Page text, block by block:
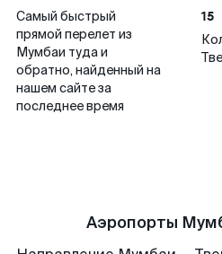
Самый быстрый
прямой перелет из
Мумбаи туда и
обратно, найденный на
нашем сайте за
последнее время
15
Аэропорты